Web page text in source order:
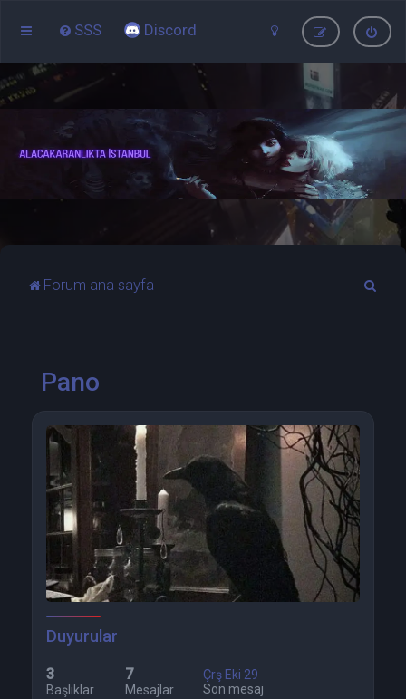
SSS Discord
Forum ana sayfa
Pano
Duyurular
3
Başlıklar
7
Mesajlar
Çrş Eki 29
Son mesaj